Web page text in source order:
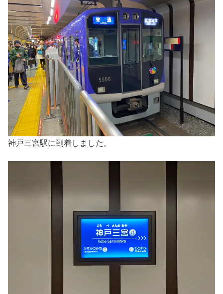
神戸三宮駅に到着しました。